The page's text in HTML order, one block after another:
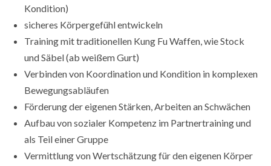
Kondition)
sicheres Körpergefühl entwickeln
Training mit traditionellen Kung Fu Waffen, wie Stock
und Säbel (ab weißem Gurt)
Verbinden von Koordination und Kondition in komplexen
Bewegungsabläufen
Förderung der eigenen Stärken, Arbeiten an Schwächen
Aufbau von sozialer Kompetenz im Partnertraining und
als Teil einer Gruppe
Vermittlung von Wertschätzung für den eigenen Körper